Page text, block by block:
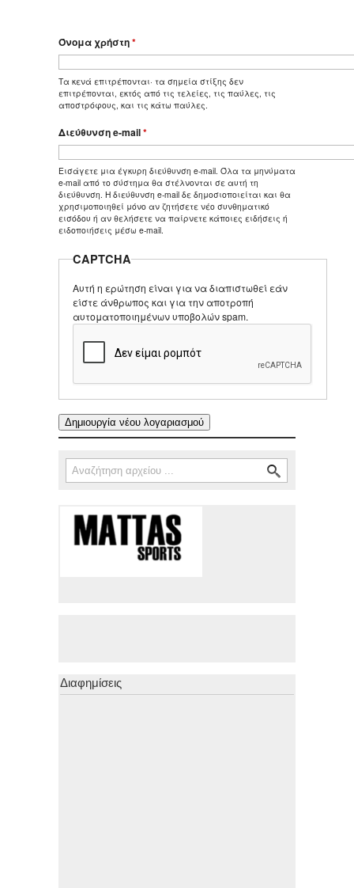
Όνομα χρήστη*
Τα κενά επιτρέπονται· τα σημεία στίξης δεν
επιτρέπονται, εκτός από τις τελείες, τις παύλες, τις
αποστρόφους, και τις κάτω παύλες.
Διεύθυνση e-mail*
Εισάγετε μια έγκυρη διεύθυνση e-mail. Όλα τα μηνύματα
e-mail από το σύστημα θα στέλνονται σε αυτή τη
διεύθυνση. Η διεύθυνση e-mail δε δημοσιοποιείται και θα
χρησιμοποιηθεί μόνο αν ζητήσετε νέο συνθηματικό
εισόδου ή αν θελήσετε να παίρνετε κάποιες ειδήσεις ή
ειδοποιήσεις μέσω e-mail.
CAPTCHA
Αυτή η ερώτηση είναι για να διαπιστωθεί εάν
είστε άνθρωπος και για την αποτροπή
αυτοματοποιημένων υποβολών spam.
Φόρμα αναζήτησης
Αναζήτηση
Διαφημίσεις